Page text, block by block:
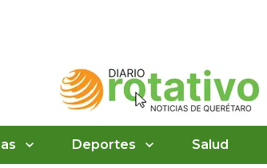
Deportes Salud